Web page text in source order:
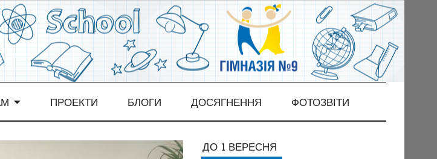
ПРОЕКТИ БЛОГИ ДОСЯГНЕННЯ ФОТОЗВІТИ
ДО 1 ВЕРЕСНЯ